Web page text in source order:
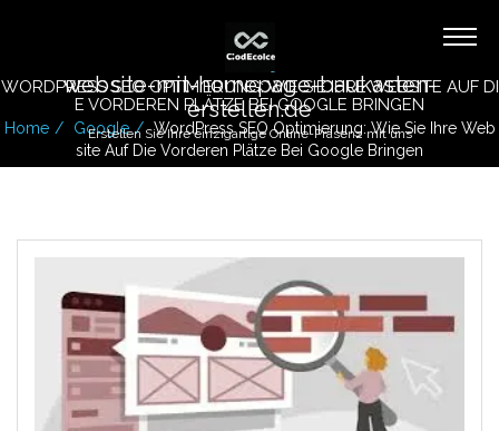
website-mit-homepage-baukasten-
erstellen.de
Erstellen Sie Ihre einzigartige Online-Präsenz mit uns
WORDPRESS SEO OPTIMIERUNG: WIE SIE IHRE WEBSITE AUF DI
E VORDEREN PLÄTZE BEI GOOGLE BRINGEN
Home Google
WordPress SEO Optimierung: Wie Sie Ihre Web
Site Auf Die Vorderen Plätze Bei Google Bringen